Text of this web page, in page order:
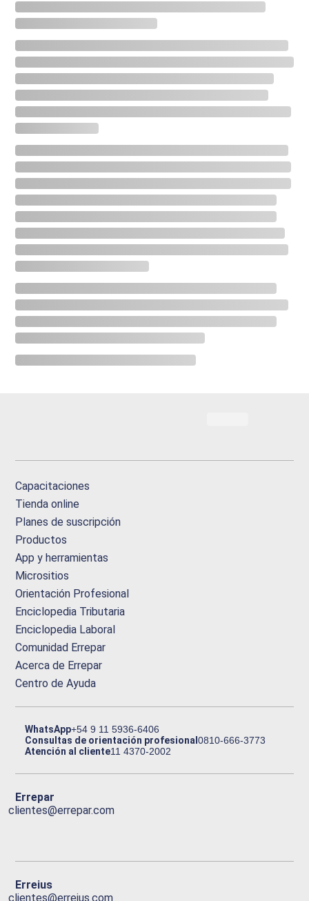
Capacitaciones
Tienda online
Planes de suscripción
Productos
App y herramientas
Micrositios
Orientación Profesional
Enciclopedia Tributaria
Enciclopedia Laboral
Comunidad Errepar
Acerca de Errepar
Centro de Ayuda
WhatsApp+54 9 11 5936-6406
Consultas de orientación profesional0810-666-3773
Atención al cliente11 4370-2002
Errepar
clientes@errepar.com
Erreius
clientes@erreius.com